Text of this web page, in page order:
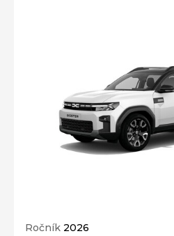
Ročník 2026